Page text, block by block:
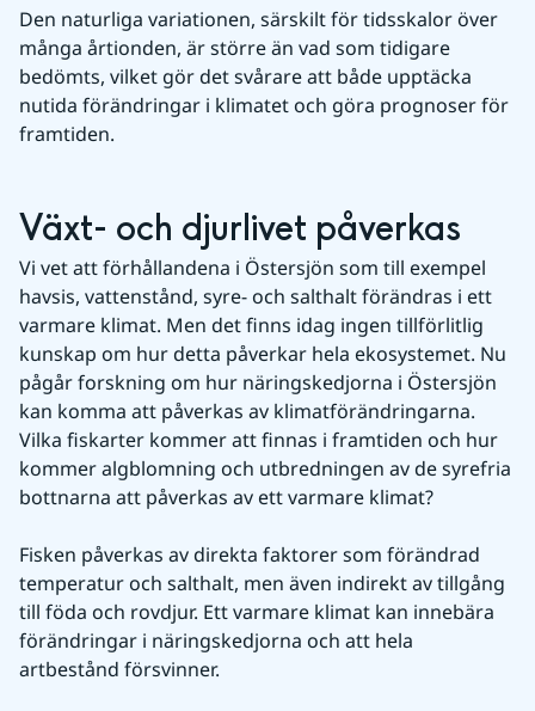
Den naturliga variationen, särskilt för tidsskalor över
många årtionden, är större än vad som tidigare
bedömts, vilket gör det svårare att både upptäcka
nutida förändringar i klimatet och göra prognoser för
framtiden.
Växt- och djurlivet påverkas
Vi vet att förhållandena i Östersjön som till exempel
havsis, vattenstånd, syre- och salthalt förändras i ett
varmare klimat. Men det finns idag ingen tillförlitlig
kunskap om hur detta påverkar hela ekosystemet. Nu
pågår forskning om hur näringskedjorna i Östersjön
kan komma att påverkas av klimatförändringarna.
Vilka fiskarter kommer att finnas i framtiden och hur
kommer algblomning och utbredningen av de syrefria
bottnarna att påverkas av ett varmare klimat?
Fisken påverkas av direkta faktorer som förändrad
temperatur och salthalt, men även indirekt av tillgång
till föda och rovdjur. Ett varmare klimat kan innebära
förändringar i näringskedjorna och att hela
artbestånd försvinner.